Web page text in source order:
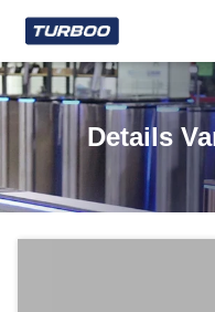
Details